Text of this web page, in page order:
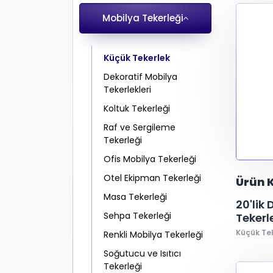
-900kg
mm- 350 mm
mm- 350 mm
El Araba
Hastane ve Medikal Ekipman
Raf ve
Mobilya Ayaklığı
Nylon 6 Plastic
PP-Termo
Poliüretan-PLY
Mobilya Tekerleği
Küçük Tekerlek
Dekoratif Mobilya
Tekerlekleri
Koltuk Tekerleği
Raf ve Sergileme
Tekerleği
Ofis Mobilya Tekerleği
Otel Ekipman Tekerleği
Masa Tekerleği
Sehpa Tekerleği
Renkli Mobilya Tekerleği
Soğutucu ve Isıtıcı
Tekerleği
Ürün
20'lik
Küçük